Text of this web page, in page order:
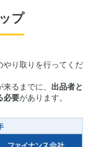
プ
やり取りを行ってくだ
るまでに、 出品者と
必要があります。